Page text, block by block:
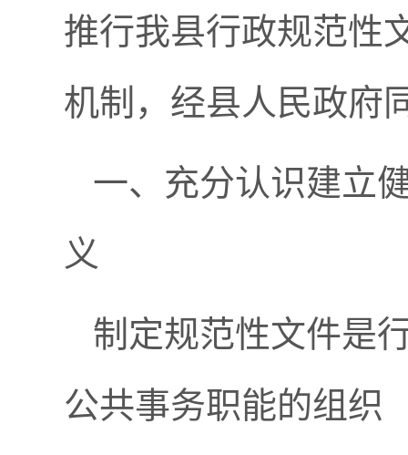
推行我县行政规范性
机制，经县人民政府
一、充分认识建立
义
制定规范性文件是
公共事务职能的组织